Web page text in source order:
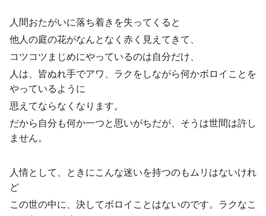
人間おたがいに落ち着きを失ってくると
他人の庭の花がなんとなく赤く見えてきて、
コツコツまじめにやっているのは自分だけ、
人は、皆ぬれ手でアワ、ラクをしながら何かボロイことを
やっているように
思えてならなくなります。
だから自分も何か一つと思いがちだが、そうは世間は許し
ません。
人情として、ときにこんな迷いを持つのもムリはないけれ
ど
この世の中に、決してボロイことはないのです。ラクなこ